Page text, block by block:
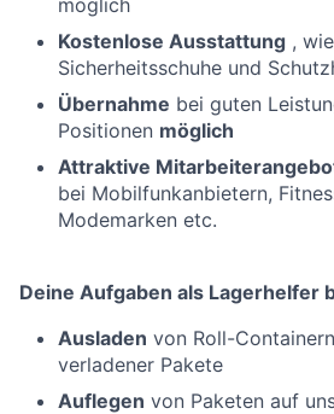
möglich
Kostenlose Ausstattung ,
Sicherheitsschuhe und
Übernahme bei guten
Positionen möglich
Attraktive
bei Mobilfunkanbietern,
Modemarken etc.
Deine Aufgaben als Lagerhelfer
Ausladen von Roll-
verladener Pakete
Auflegen von Paketen auf